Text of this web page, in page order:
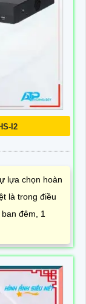
I2
lựa chọn hoàn
là trong điều
đêm, 1